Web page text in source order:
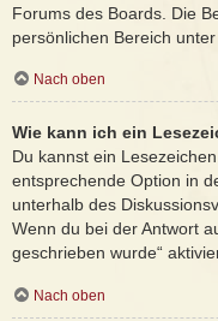
Forums des Boards. Die
persönlichen Bereich
Nach oben
Wie kann ich ein
Du kannst ein
entsprechende Option in
unterhalb des
Wenn du bei der Antwort
geschrieben wurde“
Nach oben